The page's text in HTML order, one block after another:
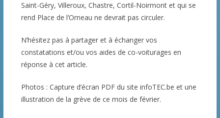
Saint-Géry, Villeroux, Chastre, Cortil-Noirmont et qui se
rend Place de l’Orneau ne devrait pas circuler.
N’hésitez pas à partager et à échanger vos
constatations et/ou vos aides de co-voiturages en
réponse à cet article.
Photos : Capture d’écran PDF du site infoTEC.be et une
illustration de la grève de ce mois de février.